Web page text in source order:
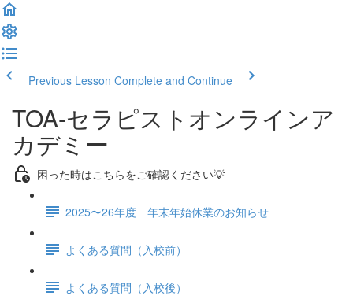
Previous Lesson Complete and Continue
TOA-セラピストオンラインア
カデミー
困った時はこちらをご確認ください💡
2025〜26年度 年末年始休業のお知らせ
よくある質問（入校前）
よくある質問（入校後）